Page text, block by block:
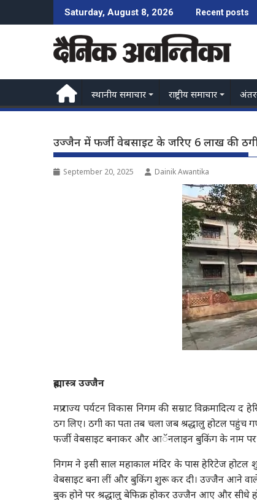
to
Saturday, August 8, 2026 Recent posts
स्थानीय समाचार राष्ट्रीय समाचार
उज्जैन में फर्जी वेबसाइट के जरिए 6 लाख की
September 20, 2025 Dainik Awantika
ब्रह्मास्त्र उज्जैन
मप्र राज्य पर्यटन विकास निगम की सम्राट
ठग लिए। ठगी का पता तब चला जब श्रद्धालु होटल
फर्जी वेबसाइट बनाकर और आॅनलाइन बुकिंग के नाम पर
निगम ने इसी साल महाकाल मंदिर के पास हेरिटेज
वेबसाइट बना लीं और बुकिंग शुरू कर दी। उज्जैन आने
बुक होने पर श्रद्धालु बेफिक्र होकर उज्जैन आए और सीधे